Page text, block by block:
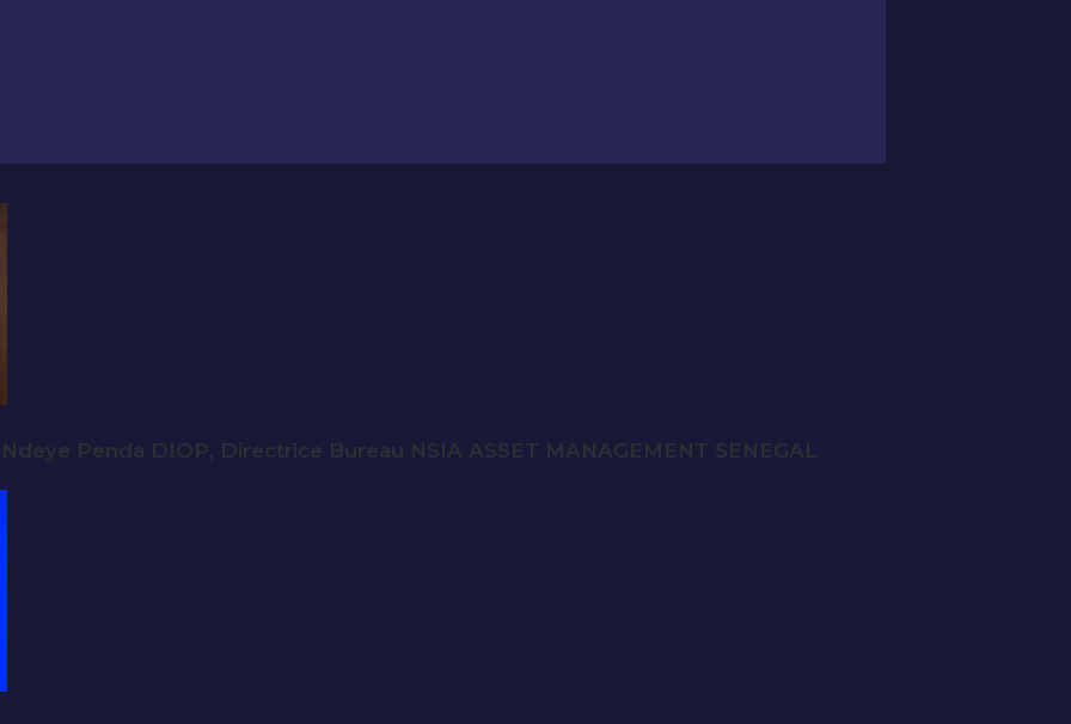
Penda DIOP, Directrice Bureau NSIA ASSET MANAGEMENT SENEGAL